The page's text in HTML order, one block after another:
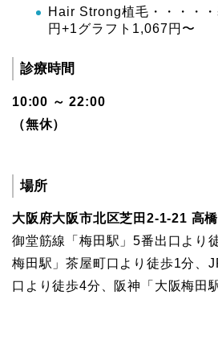
Hair Strong植毛・・・・
円+1グラフト1,067円〜
診療時間
10:00 ～ 22:00
（無休）
場所
大阪府大阪市北区芝田2-1-21 高
御堂筋線「梅田駅」5番出口より
梅田駅」茶屋町口より徒歩1分、
口より徒歩4分、阪神「大阪梅田